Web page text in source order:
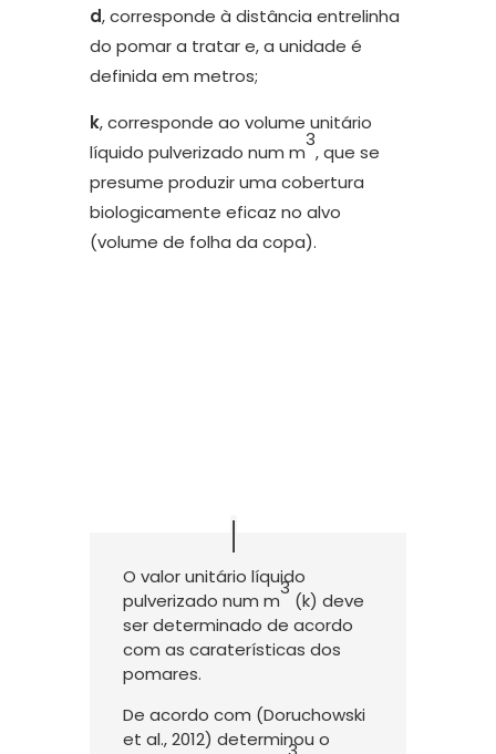
d, corresponde à distância entrelinha
do pomar a tratar e, a unidade é
definida em metros;
k, corresponde ao volume unitário
líquido pulverizado num m
3
, que se
presume produzir uma cobertura
biologicamente eficaz no alvo
(volume de folha da copa).
O valor unitário líquido
pulverizado num m
3
(k) deve
ser determinado de acordo
com as caraterísticas dos
pomares.
De acordo com (Doruchowski
et al., 2012) determinou o